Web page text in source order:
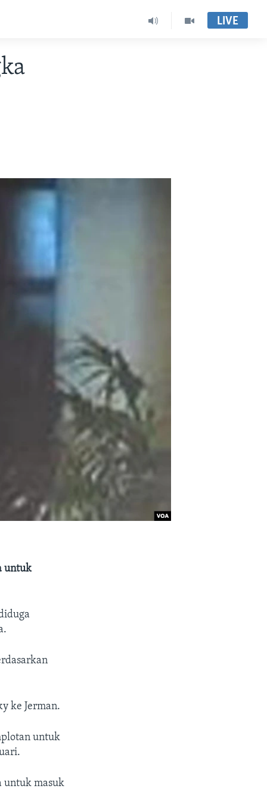
LIVE
untuk
ke Jerman.
untuk
untuk masuk